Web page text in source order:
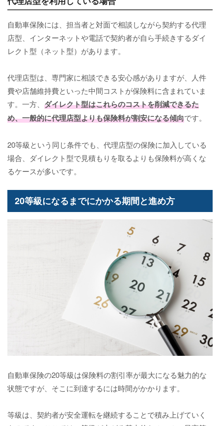
自動車保険には、担当者と対面で相談しながら契約する代理
店型、インターネットや電話で契約者が自ら手続きするダイ
レクト型（ネット型）があります。
代理店型は、専門家に相談できる安心感がありますが、人件
費や店舗維持費といった中間コストが保険料に含まれていま
す。一方、 ダイレクト型はこれらのコストを削減できるた
め、一般的に代理店型よりも保険料が割安になる傾向です。
20等級という同じ条件でも、代理店型の保険に加入している
場合、ダイレクト型で見積もりを取るよりも保険料が高くな
るケースが多いです。
20等級になるまでにかかる期間と進め方
自動車保険の20等級は保険料の割引率が最大になる魅力的な
状態ですが、そこに到達するには時間がかかります。
等級は、契約者が安全運転を継続することで積み上げていく